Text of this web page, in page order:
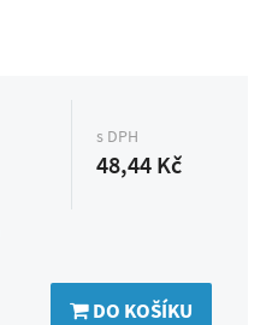
s DPH
48,44 Kč
DO KOŠÍKU